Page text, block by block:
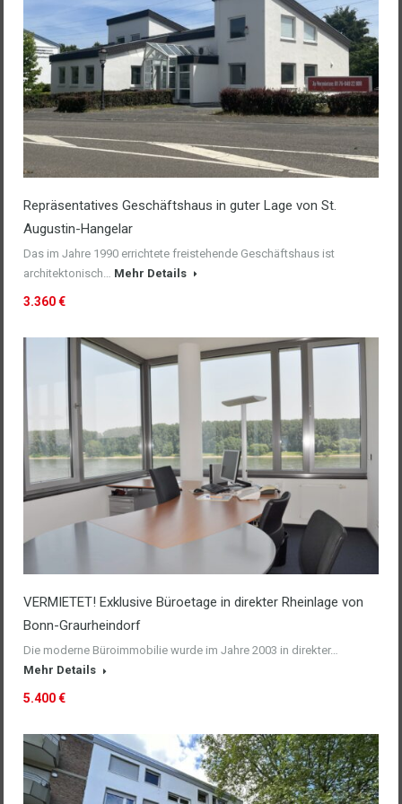
Repräsentatives Geschäftshaus in guter Lage von St.
Augustin-Hangelar
Das im Jahre 1990 errichtete freistehende Geschäftshaus ist
architektonisch… Mehr Details
3.360 €
VERMIETET! Exklusive Büroetage in direkter Rheinlage von
Bonn-Graurheindorf
Die moderne Büroimmobilie wurde im Jahre 2003 in direkter…
Mehr Details
5.400 €